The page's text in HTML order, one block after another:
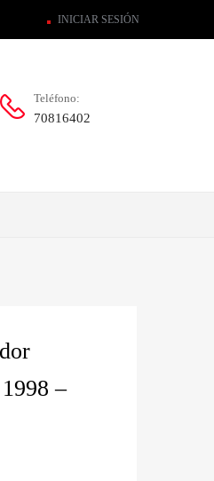
INICIAR SESIÓN
Teléfono:
70816402
–